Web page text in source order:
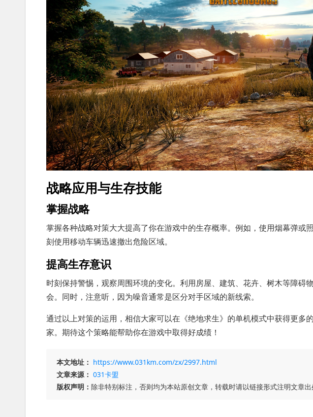
战略应用与生存技能
掌握战略
掌握各种战略对策大大提高了你在游戏中的生存概率。例如，使用烟幕弹或
刻使用移动车辆迅速撤出危险区域。
提高生存意识
时刻保持警惕，观察周围环境的变化。利用房屋、建筑、花卉、树木等障碍
会。同时，注意听，因为噪音通常是区分对手区域的新线索。
通过以上对策的运用，相信大家可以在《绝地求生》的单机模式中获得更多
家。期待这个策略能帮助你在游戏中取得好成绩！
本文地址： https://www.031km.com/zx/2997.html
文章来源： 031卡盟
版权声明： 除非特别标注，否则均为本站原创文章，转载时请以链接形式注明文章出